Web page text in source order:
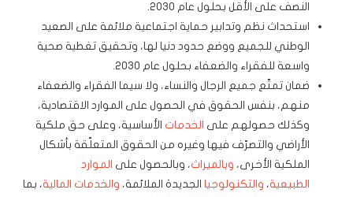
النصف على الأقل بحلول عام 2030.
استحداث نظم وتدابير حماية اجتماعية ملائمة على الصعيد
الوطني للجميع ووضع حدود دنيا لها، وتحقيق تغطية صحية
واسعة للفقراء والضعفاء بحلول عام 2030.
ضمان تمتّع جميع الرجال والنساء، ولا سيما الفقراء والضعفاء
منهم، بنفس الحقوق في الحصول على الموارد الاقتصادية،
وكذلك حصولهم على الخدمات الأساسية، وعلى حق ملكية
الأراضي والتصرّف فيها وغيره من الحقوق المتعلّقة بأشكال
الملكية الأخرى، وبالميراث، وبالحصول على الموارد
الطبيعية، والتكنولوجيا الجديدة الملائمة، والخدمات المالية، بما